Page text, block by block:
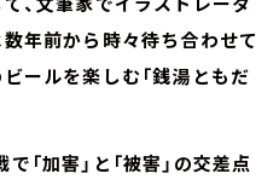
年前から時々待ち合わせて
ールを楽しむ「銭湯ともだ
「加害」と「被害」の交差点